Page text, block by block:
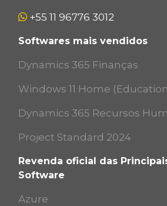
+55 11 96776 3012
Softwares mais vendidos
Dynamics 365 Finanças
Windows 11 Home
Dynamics 365 Recursos
Project Standard 2024
Revenda oficial das
Software
Azure